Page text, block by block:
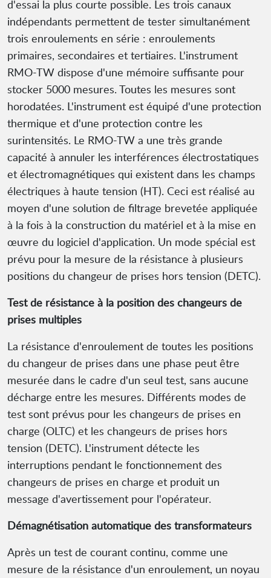
d'essai la plus courte possible. Les trois canaux
indépendants permettent de tester simultanément
trois enroulements en série : enroulements
primaires, secondaires et tertiaires. L'instrument
RMO-TW dispose d'une mémoire suffisante pour
stocker 5000 mesures. Toutes les mesures sont
horodatées. L'instrument est équipé d'une protection
thermique et d'une protection contre les
surintensités. Le RMO-TW a une très grande
capacité à annuler les interférences électrostatiques
et électromagnétiques qui existent dans les champs
électriques à haute tension (HT). Ceci est réalisé au
moyen d'une solution de filtrage brevetée appliquée
à la fois à la construction du matériel et à la mise en
œuvre du logiciel d'application. Un mode spécial est
prévu pour la mesure de la résistance à plusieurs
positions du changeur de prises hors tension (DETC).
Test de résistance à la position des changeurs de
prises multiples
La résistance d'enroulement de toutes les positions
du changeur de prises dans une phase peut être
mesurée dans le cadre d'un seul test, sans aucune
décharge entre les mesures. Différents modes de
test sont prévus pour les changeurs de prises en
charge (OLTC) et les changeurs de prises hors
tension (DETC). L'instrument détecte les
interruptions pendant le fonctionnement des
changeurs de prises en charge et produit un
message d'avertissement pour l'opérateur.
Démagnétisation automatique des transformateurs
Après un test de courant continu, comme une
mesure de la résistance d'un enroulement, un noyau